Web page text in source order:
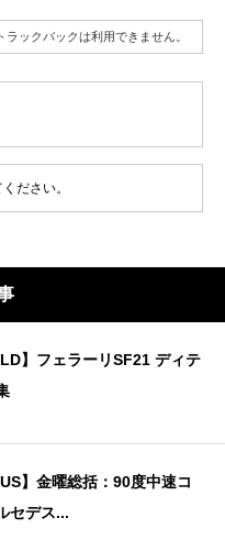
トラックバックは利用できません。
ください。
】フェラーリSF21 ディテ
】金曜総括：90度中速コ
セデス...